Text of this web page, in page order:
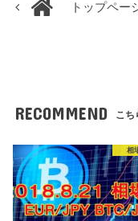
トップペー
RECOMMEND こち
相